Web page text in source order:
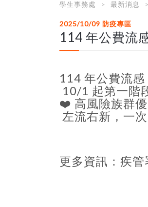
學生事務處 最新消息
2025/10/09 防疫專區
114 年公費流
114 年公費流感
10/1 起第一階
❤️ 高風險族群
左流右新，一
更多資訊：疾